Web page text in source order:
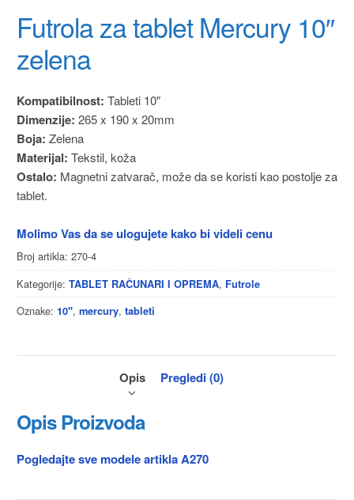
Futrola za tablet Mercury 10″
zelena
Kompatibilnost: Tableti 10″
Dimenzije: 265 x 190 x 20mm
Boja: Zelena
Materijal: Tekstil, koža
Ostalo: Magnetni zatvarač, može da se koristi kao postolje za
tablet.
Molimo Vas da se ulogujete kako bi videli cenu
Broj artikla: 270-4
Kategorije: TABLET RAČUNARI I OPREMA, Futrole
Oznake: 10", mercury, tableti
Opis Pregledi (0)
Opis Proizvoda
Pogledajte sve modele artikla A270